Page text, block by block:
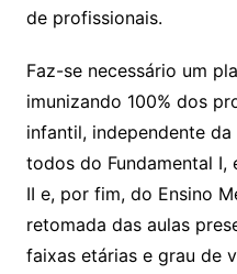
de profissionais.
Faz-se necessário um
imunizando 100% dos
infantil, independente
todos do Fundamental I,
II e, por fim, do Ensino
retomada das aulas
faixas etárias e grau de